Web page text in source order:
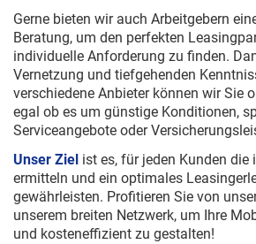
Gerne bieten wir auch Arbeitgebern
Beratung, um den perfekten
individuelle Anforderung zu finden.
Vernetzung und tiefgehenden
verschiedene Anbieter können wir Sie
egal ob es um günstige Konditionen,
Serviceangebote oder
Unser Ziel ist es, für jeden Kunden die
ermitteln und ein optimales
gewährleisten. Profitieren Sie von
unserem breiten Netzwerk, um Ihre
und kosteneffizient zu gestalten!